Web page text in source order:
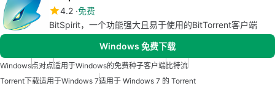
4.2 免费
BitSpirit，一个功能强大且易于使用的BitTorrent客户端
Windows 免费下载
Windows点对点适用于Windows的免费种子客户端比特流
Torrent下载适用于Windows 7适用于 Windows 7 的 Torrent